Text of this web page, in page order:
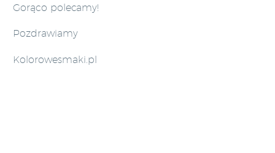
Gorąco polecamy!
Pozdrawiamy
Kolorowesmaki.pl